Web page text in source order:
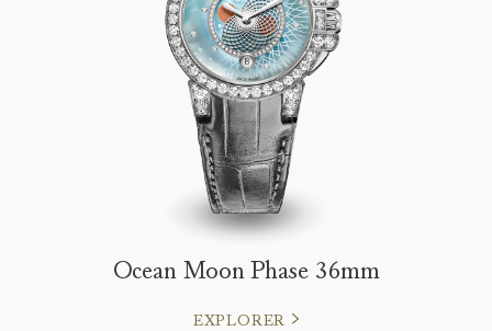
Ocean Moon Phase 36mm
EXPLORER